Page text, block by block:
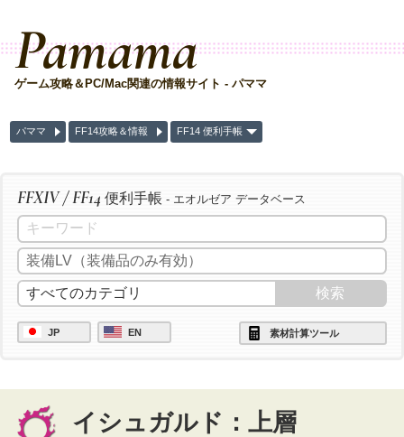
Pamama
ゲーム攻略＆PC/Mac関連の情報サイト - パママ
パママ FF14攻略＆情報 FF14 便利手帳
FFXIV / FF14 便利手帳 - エオルゼア データベース
JP EN 素材計算ツール
イシュガルド：上層